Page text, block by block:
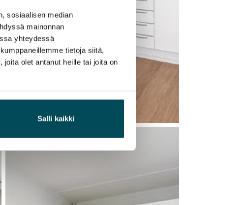
sosiaalisen median
mainonnan
yhteydessä
tietoja siitä,
olet antanut heille tai joita on
Salli kaikki